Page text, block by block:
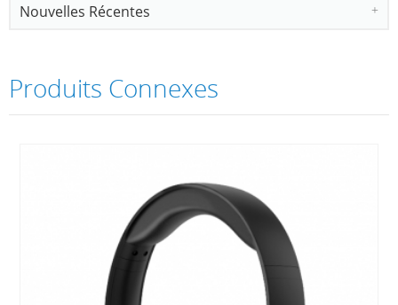
Nouvelles Récentes
Produits Connexes